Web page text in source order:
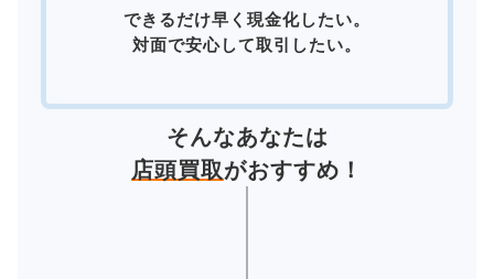
できるだけ早く現金化したい。
対面で安心して取引したい。
そんなあなたは
店頭買取がおすすめ！